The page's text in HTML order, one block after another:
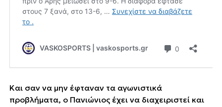
Και σαν να μην έφταναν τα αγωνιστικά
προβλήματα, ο Πανιώνιος έχει να διαχειριστεί και